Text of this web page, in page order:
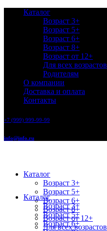
Каталог
Возраст 3+
Возраст 5+
Возраст 6+
Возраст 8+
Возраст от 12+
Для всех возрастов
Родителям
О компании
Доставка и оплата
Контакты
+7 (999) 999-99-99
info@info.ru
Каталог
Возраст 3+
Возраст 5+
Возраст 6+
Возраст 8+
Возраст от 12+
Для всех возрастов
Каталог
Возраст 3+
Возраст 5+
Возраст 6+